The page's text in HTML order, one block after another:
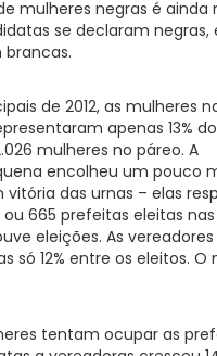
mulheres negras é ainda
se declaram
brancas.
de 2012, as mulheres
apenas 13%
mulheres no páreo. A
encolheu um pouco
das urnas – elas
ou 665 prefeitas eleitas nas
eleições. As vereadores
só 12% entre os eleitos. O
tentam ocupar as